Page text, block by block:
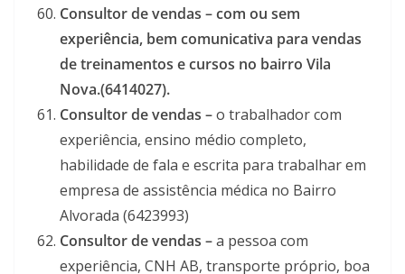
Consultor de vendas – com ou sem
experiência, bem comunicativa para vendas
de treinamentos e cursos no bairro Vila
Nova.(6414027).
Consultor de vendas –o trabalhador com
experiência, ensino médio completo,
habilidade de fala e escrita para trabalhar em
empresa de assistência médica no Bairro
Alvorada (6423993)
Consultor de vendas –a pessoa com
experiência, CNH AB, transporte próprio, boa